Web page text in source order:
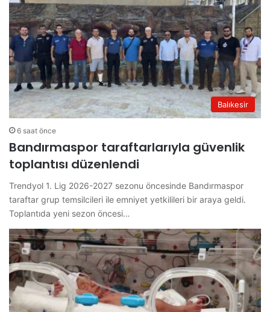
Balıkesir
6 saat önce
Bandırmaspor taraftarlarıyla güvenlik
toplantısı düzenlendi
Trendyol 1. Lig 2026-2027 sezonu öncesinde Bandırmaspor
taraftar grup temsilcileri ile emniyet yetkilileri bir araya geldi.
Toplantıda yeni sezon öncesi…